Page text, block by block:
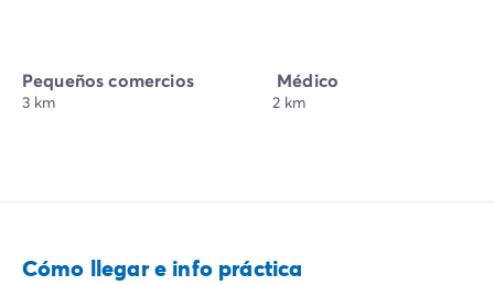
Pequeños comercios
3 km
Médico
2 km
Cómo llegar e info práctica